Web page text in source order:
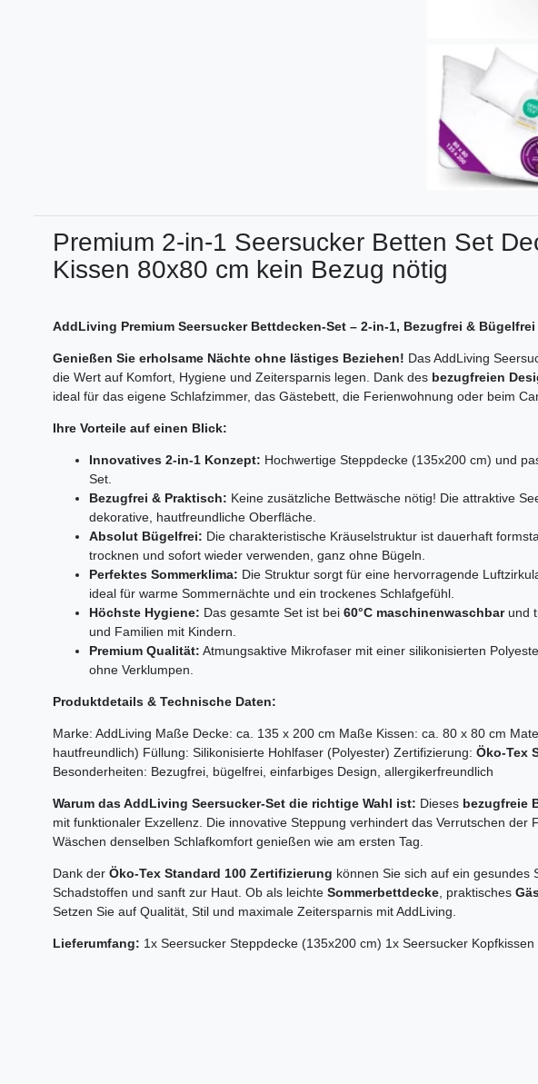
Premium 2-in-1 Seersucker Betten Set
Kissen 80x80 cm kein Bezug nötig
AddLiving Premium Seersucker Bettdecken-Set – 2-in-1, Bezugfrei & Bügelfrei
Genießen Sie erholsame Nächte ohne lästiges Beziehen! Das AddLiving
die Wert auf Komfort, Hygiene und Zeitersparnis legen. Dank des bezugfreien
ideal für das eigene Schlafzimmer, das Gästebett, die Ferienwohnung oder beim
Ihre Vorteile auf einen Blick:
Innovatives 2-in-1 Konzept: Hochwertige Steppdecke (135x200 cm) und
Set.
Bezugfrei & Praktisch: Keine zusätzliche Bettwäsche nötig! Die attraktive
dekorative, hautfreundliche Oberfläche.
Absolut Bügelfrei: Die charakteristische Kräuselstruktur ist dauerhaft
trocknen und sofort wieder verwenden, ganz ohne Bügeln.
Perfektes Sommerklima: Die Struktur sorgt für eine hervorragende
ideal für warme Sommernächte und ein trockenes Schlafgefühl.
Höchste Hygiene: Das gesamte Set ist bei 60°C maschinenwaschbarund
und Familien mit Kindern.
Premium Qualität: Atmungsaktive Mikrofaser mit einer silikonisierten
ohne Verklumpen.
Produktdetails & Technische Daten:
Marke: AddLiving Maße Decke: ca. 135 x 200 cm Maße Kissen: ca. 80 x 80 cm
hautfreundlich) Füllung: Silikonisierte Hohlfaser (Polyester) Zertifizierung: Öko-Tex
Besonderheiten: Bezugfrei, bügelfrei, einfarbiges Design, allergikerfreundlich
Warum das AddLiving Seersucker-Set die richtige Wahl ist: Dieses bezugfreie
mit funktionaler Exzellenz. Die innovative Steppung verhindert das Verrutschen der
Wäschen denselben Schlafkomfort genießen wie am ersten Tag.
Dank der Öko-Tex Standard 100 Zertifizierung können Sie sich auf ein gesundes
Schadstoffen und sanft zur Haut. Ob als leichte Sommerbettdecke , praktisches
Setzen Sie auf Qualität, Stil und maximale Zeitersparnis mit AddLiving.
Lieferumfang: 1x Seersucker Steppdecke (135x200 cm) 1x Seersucker